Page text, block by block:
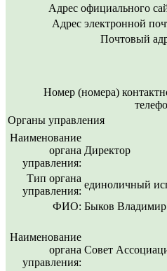
Адрес официального
Адрес электронной
Почтовый
Номер (номера)
Органы управления
Наименование
органа
управления:
Директор
Тип органа
управления:
единоличный
ФИО: Быков
Наименование
органа
управления:
Совет